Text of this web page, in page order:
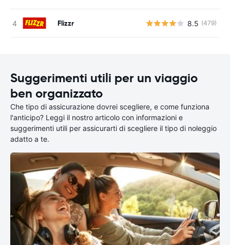
Flizzr 8.5 (479)
Suggerimenti utili per un viaggio
ben organizzato
Che tipo di assicurazione dovrei scegliere, e come funziona
l'anticipo? Leggi il nostro articolo con informazioni e
suggerimenti utili per assicurarti di scegliere il tipo di noleggio
adatto a te.